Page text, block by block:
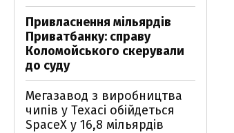
Привласнення мільярдів
Приватбанку: справу
Коломойського скерували
до суду
Мегазавод з виробництва
чипів у Техасі обійдеться
SpaceX у 16,8 мільярдів